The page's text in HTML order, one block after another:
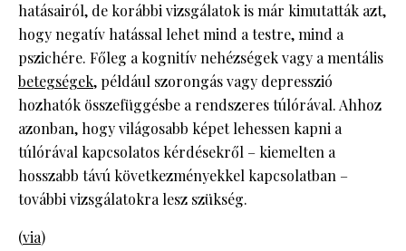
hatásairól, de korábbi vizsgálatok is már kimutatták azt,
hogy negatív hatással lehet mind a testre, mind a
pszichére. Főleg a kognitív nehézségek vagy a mentális
betegségek, például szorongás vagy depresszió
hozhatók összefüggésbe a rendszeres túlórával. Ahhoz
azonban, hogy világosabb képet lehessen kapni a
túlórával kapcsolatos kérdésekről – kiemelten a
hosszabb távú következményekkel kapcsolatban –
további vizsgálatokra lesz szükség.
(via)